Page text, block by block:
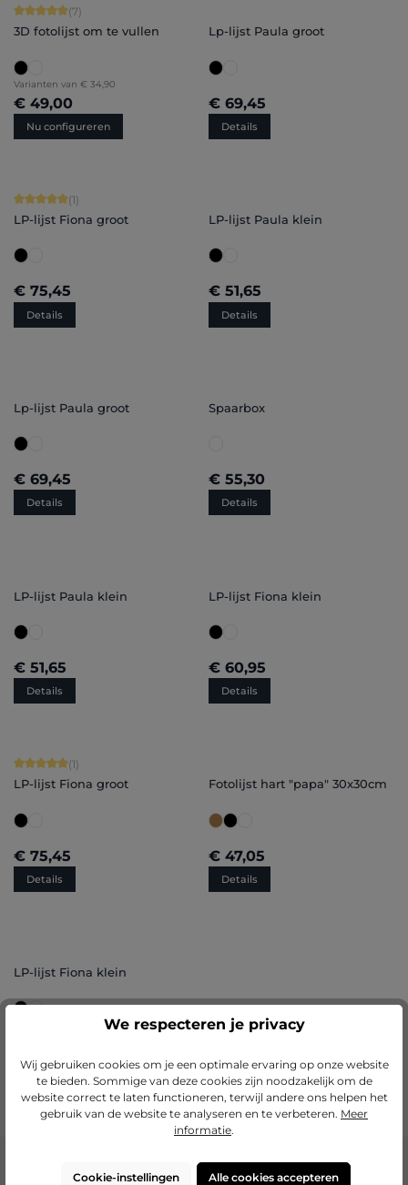
Gemiddelde waardering van 5 van 5 sterren
(7)
3D fotolijst om te vullen
Varianten van € 34,90
€ 49,00
Nu configureren
Lp-lijst Paula groot
€ 69,45
Details
Gemiddelde waardering van 5 van 5 sterren
(1)
LP-lijst Fiona groot
€ 75,45
Details
LP-lijst Paula klein
€ 51,65
Details
Lp-lijst Paula groot
€ 69,45
Details
Spaarbox
€ 55,30
Details
LP-lijst Paula klein
€ 51,65
Details
LP-lijst Fiona klein
€ 60,95
Details
Gemiddelde waardering van 5 van 5 sterren
(1)
LP-lijst Fiona groot
€ 75,45
Details
Fotolijst hart "papa" 30x30cm
€ 47,05
Details
LP-lijst Fiona klein
Details
Geweldige cadeaus voor papa
We respecteren je privacy
Wij gebruiken cookies om je een optimale ervaring op onze website
te bieden. Sommige van deze cookies zijn noodzakelijk om de
website correct te laten functioneren, terwijl andere ons helpen het
gebruik van de website te analyseren en te verbeteren. Meer
informatie.
Cookie-instellingen Alle cookies accepteren